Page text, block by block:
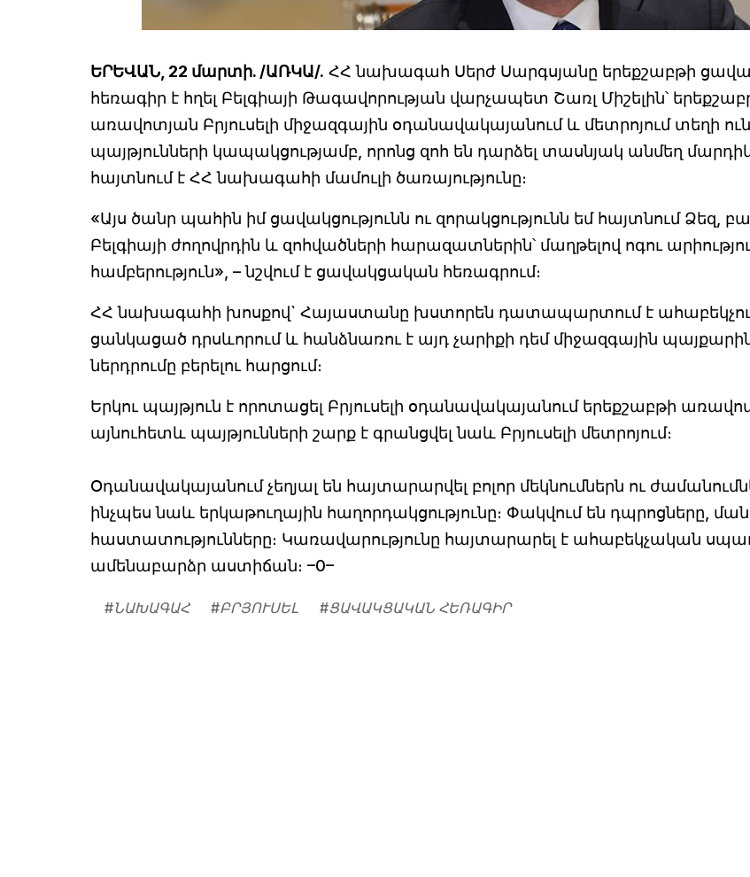
ԵՐԵՎԱՆ, 22 մարտի. /ԱՌԿԱ/. ՀՀ նախագահ Սերժ Սարգսյանը երեքշաբթի
հեռագիր է հղել Բելգիայի Թագավորության վարչապետ Շառլ Միշելին՝
առավոտյան Բրյուսելի միջազգային օդանավակայանում և մետրոյում տեղի
պայթյունների կապակցությամբ, որոնց զոհ են դարձել տասնյակ անմեղ
հայտնում է ՀՀ նախագահի մամուլի ծառայությունը։
«Այս ծանր պահին իմ ցավակցությունն ու զորակցությունն եմ հայտնում Ձեզ,
Բելգիայի ժողովրդին և զոհվածների հարազատներին՝ մաղթելով ոգու
համբերություն», – նշվում է ցավակցական հեռագրում։
ՀՀ նախագահի խոսքով` Հայաստանը խստորեն դատապարտում է
ցանկացած դրսևորում և հանձնառու է այդ չարիքի դեմ միջազգային
ներդրումը բերելու հարցում։
Երկու պայթյուն է որոտացել Բրյուսելի օդանավակայանում երեքշաբթի
այնուհետև պայթյունների շարք է գրանցվել նաև Բրյուսելի մետրոյում։
Օդանավակայանում չեղյալ են հայտարարվել բոլոր մեկնումներն ու
ինչպես նաև երկաթուղային հաղորդակցությունը։ Փակվում են դպրոցները,
հաստատությունները։ Կառավարությունը հայտարարել է ահաբեկչական
ամենաբարձր աստիճան։ –0–
#ՆԱԽԱԳԱՀ #ԲՐՅՈՒՍԵԼ #ՑԱՎԱԿՑԱԿԱՆ ՀԵՌԱԳԻՐ